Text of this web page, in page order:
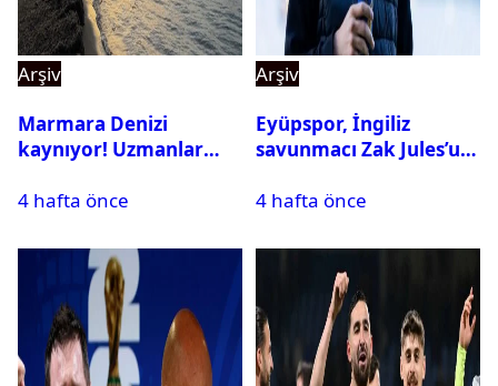
Arşiv
Marmara Denizi
kaynıyor! Uzmanlar
4 hafta önce
Arşiv
Eyüpspor, İngiliz
savunmacı Zak Jules’u
4 hafta önce